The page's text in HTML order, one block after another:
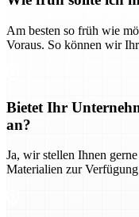
Am besten so früh wie
Voraus. So können wir
Bietet Ihr
an?
Ja, wir stellen Ihnen
Materialien zur